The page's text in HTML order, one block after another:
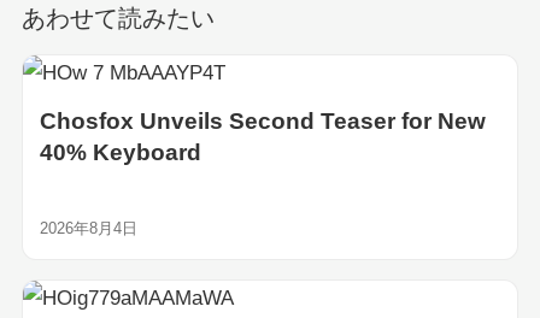
あわせて読みたい
Chosfox Unveils Second Teaser for New
40% Keyboard
2026年8月4日